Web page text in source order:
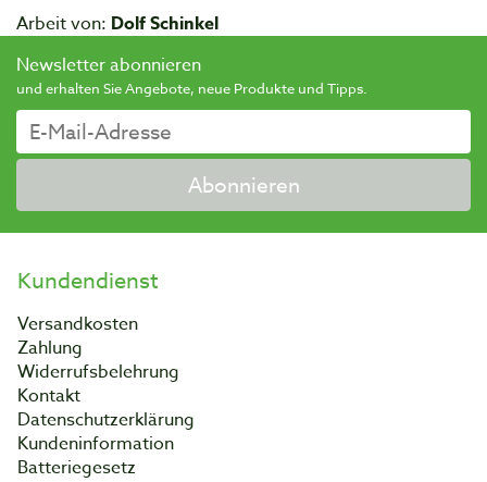
Arbeit von: Dolf Schinkel
Newsletter abonnieren
und erhalten Sie Angebote, neue Produkte und Tipps.
Abonnieren
Kundendienst
Versandkosten
Zahlung
Widerrufsbelehrung
Kontakt
Datenschutzerklärung
Kundeninformation
Batteriegesetz